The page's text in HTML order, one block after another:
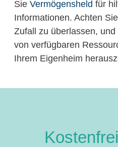
Sie Vermögensheld für
Informationen. Achten
Zufall zu überlassen,
von verfügbaren
Ihrem Eigenheim